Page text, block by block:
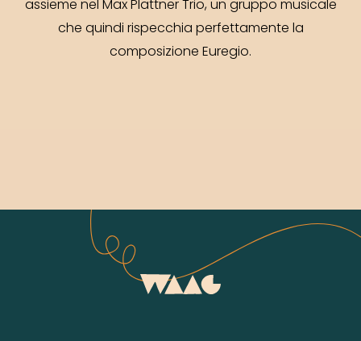
assieme nel Max Plattner Trio, un gruppo musicale
che quindi rispecchia perfettamente la
composizione Euregio.